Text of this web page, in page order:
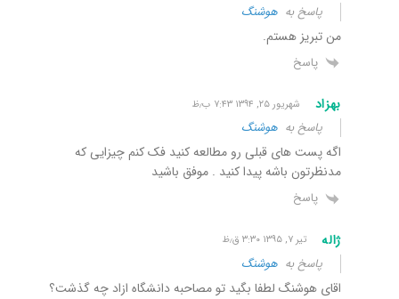
پاسخ به هوشنگ
من تبریز هستم.
پاسخ
بهزاد شهریور ۲۵, ۱۳۹۴ ۷:۴۳ ب٫ظ
پاسخ به هوشنگ
اگه پست های قبلی رو مطالعه کنید فک کنم چیزایی که
مدنظرتون باشه پیدا کنید . موفق باشید
پاسخ
ژاله تیر ۷, ۱۳۹۵ ۳:۳۰ ق٫ظ
پاسخ به هوشنگ
اقای هوشنگ لطفا بگید تو مصاحبه دانشگاه ازاد چه گذشت؟